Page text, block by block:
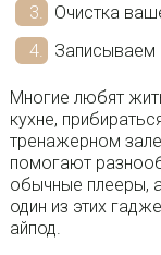
Очистка
Записываем
Многие любят
кухне,
тренажерном
помогают
обычные плееры,
один из этих
айпод.